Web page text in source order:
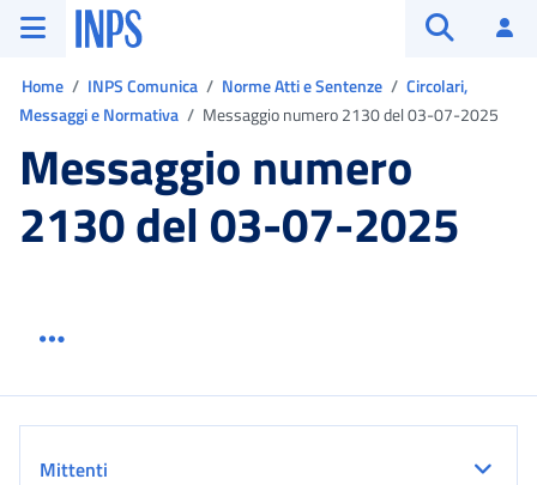
Vai al menu principale
Vai al contenuto principale
Vai al pie' di pagina
INPS ()
Home INPS Comunica Norme Atti e Sentenze
Circolari,
Messaggi e Normativa
Messaggio numero 2130 del 03-07-2025
Messaggio numero
2130 del 03-07-2025
Mittenti